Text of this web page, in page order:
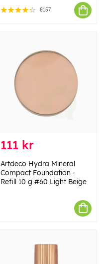
8157
111 kr
Artdeco Hydra Mineral
Compact Foundation -
Refill 10 g #60 Light Beige